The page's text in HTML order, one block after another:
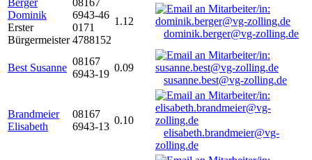
Berger
Dominik
Erster
Bürgermeister
08167
6943-46
0171
4788152
1.12
dominik.berger@vg-zolling.de
Best Susanne
08167
6943-19
0.09
susanne.best@vg-zolling.de
Brandmeier
Elisabeth
08167
6943-13
0.10
elisabeth.brandmeier@vg-
zolling.de